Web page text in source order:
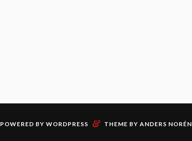
POWERED BY WORDPRESS & THEME BY ANDERS NORÉN